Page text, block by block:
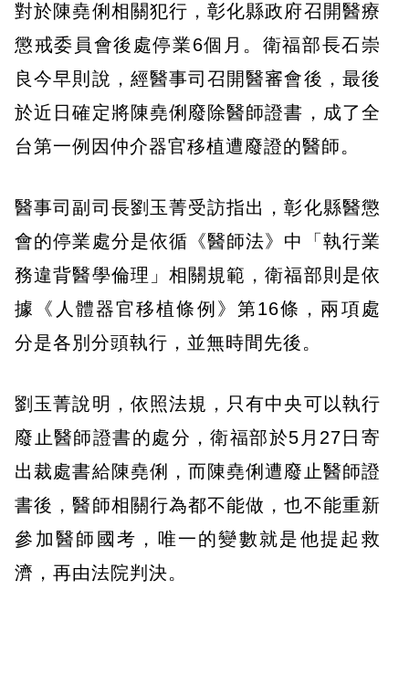
對於陳堯俐相關犯行，彰化縣政府召開醫療
懲戒委員會後處停業6個月。衛福部長石崇
良今早則說，經醫事司召開醫審會後，最後
於近日確定將陳堯俐廢除醫師證書，成了全
台第一例因仲介器官移植遭廢證的醫師。
醫事司副司長劉玉菁受訪指出，彰化縣醫懲
會的停業處分是依循《醫師法》中「執行業
務違背醫學倫理」相關規範，衛福部則是依
據《人體器官移植條例》第16條，兩項處
分是各別分頭執行，並無時間先後。
劉玉菁說明，依照法規，只有中央可以執行
廢止醫師證書的處分，衛福部於5月27日寄
出裁處書給陳堯俐，而陳堯俐遭廢止醫師證
書後，醫師相關行為都不能做，也不能重新
參加醫師國考，唯一的變數就是他提起救
濟，再由法院判決。